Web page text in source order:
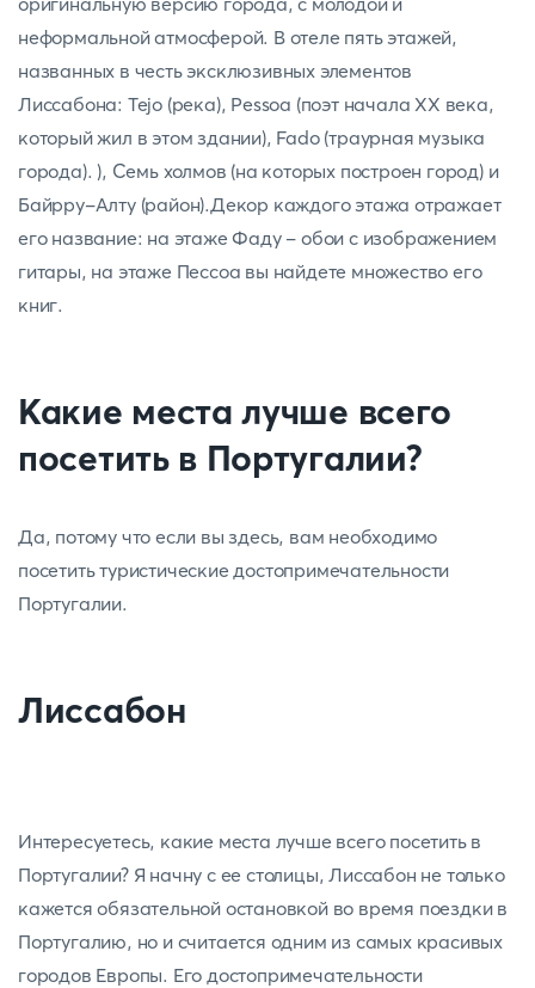
неформальной атмосферой. В отеле пять этажей,
названных в честь эксклюзивных элементов
Лиссабона: Tejo (река), Pessoa (поэт начала XX века,
который жил в этом здании), Fado (траурная музыка
города). ), Семь холмов (на которых построен город) и
Байрру-Алту (район).Декор каждого этажа отражает
его название: на этаже Фаду - обои с изображением
гитары, на этаже Пессоа вы найдете множество его
книг.
Какие места лучше всего
посетить в Португалии?
Да, потому что если вы здесь, вам необходимо
посетить туристические достопримечательности
Португалии.
Лиссабон
Интересуетесь, какие места лучше всего посетить в
Португалии? Я начну с ее столицы, Лиссабон не только
кажется обязательной остановкой во время поездки в
Португалию, но и считается одним из самых красивых
городов Европы. Его достопримечательности